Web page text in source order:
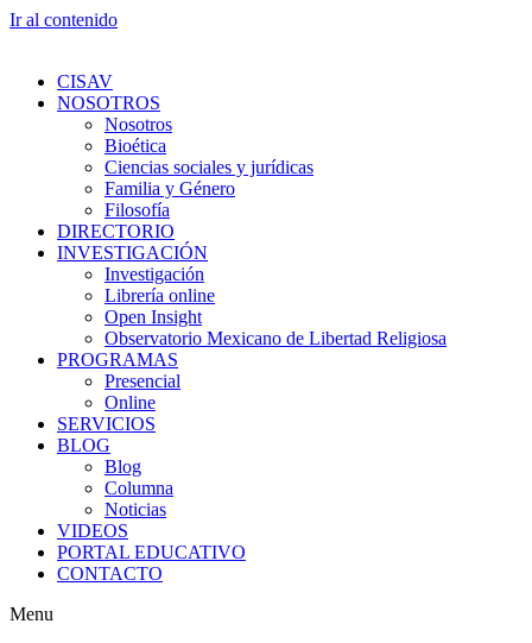
Ir al contenido
CISAV
NOSOTROS
Nosotros
Bioética
Ciencias sociales y jurídicas
Familia y Género
Filosofía
DIRECTORIO
INVESTIGACIÓN
Investigación
Librería online
Open Insight
Observatorio Mexicano de Libertad Religiosa
PROGRAMAS
Presencial
Online
SERVICIOS
BLOG
Blog
Columna
Noticias
VIDEOS
PORTAL EDUCATIVO
CONTACTO
Menu